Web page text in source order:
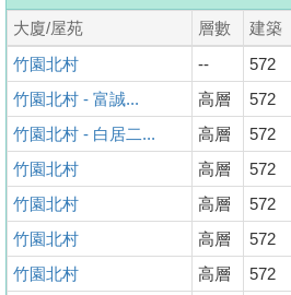
大廈/屋苑 層數 建築
竹園北村
-- 572
竹園北村 - 富誠...
高層 572
竹園北村 - 白居二...
高層 572
竹園北村
高層 572
竹園北村
高層 572
竹園北村
高層 572
竹園北村
高層 572